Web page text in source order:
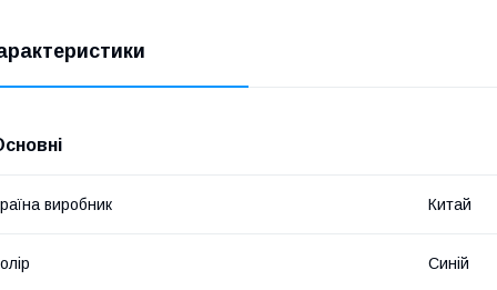
виробник Китай
Синій